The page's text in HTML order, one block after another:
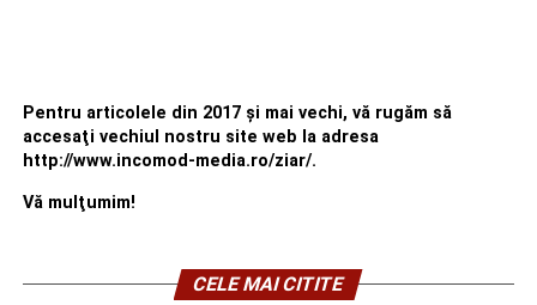
Pentru articolele din 2017 şi mai vechi, vă rugăm să
accesaţi vechiul nostru site web la adresa
http://www.incomod-media.ro/ziar/.
Vă mulţumim!
CELE MAI CITITE